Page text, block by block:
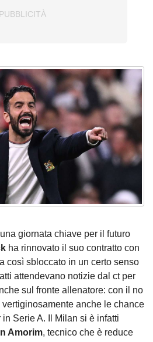
giornata chiave per il futuro
ha rinnovato il suo contratto con
così sbloccato in un certo senso
attendevano notizie dal ct per
sul fronte allenatore: con il no
anche le chance
Serie A. Il Milan si è infatti
Amorim, tecnico che è reduce